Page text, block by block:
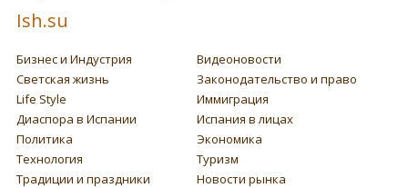
Ish.su
Бизнес и Индустрия
Видеоновости
Светская жизнь
Законодательство и право
Life Style
Иммиграция
Диаспора в Испании
Испания в лицах
Политика
Экономика
Технология
Туризм
Традиции и праздники
Новости рынка